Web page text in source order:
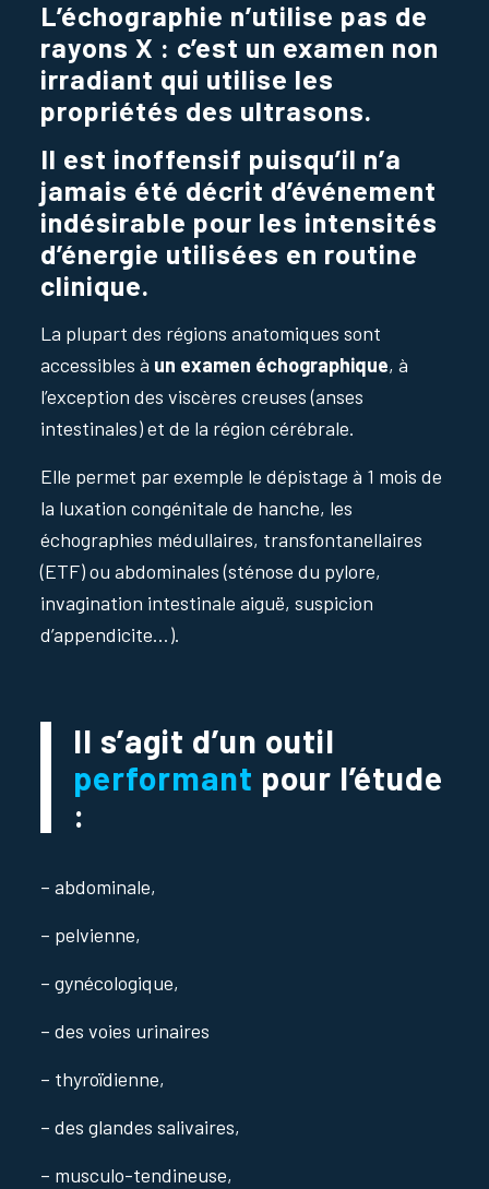
L’échographie n’utilise pas de
rayons X : c’est un examen non
irradiant qui utilise les
propriétés des ultrasons.
Il est inoffensif puisqu’il n’a
jamais été décrit d’événement
indésirable pour les intensités
d’énergie utilisées en routine
clinique.
La plupart des régions anatomiques sont
accessibles à un examen échographique, à
l’exception des viscères creuses (anses
intestinales) et de la région cérébrale.
Elle permet par exemple le dépistage à 1 mois de
la luxation congénitale de hanche, les
échographies médullaires, transfontanellaires
(ETF) ou abdominales (sténose du pylore,
invagination intestinale aiguë, suspicion
d’appendicite…).
Il s’agit d’un outil
performant pour l’étude
:
– abdominale,
– pelvienne,
– gynécologique,
– des voies urinaires
– thyroïdienne,
– des glandes salivaires,
– musculo-tendineuse,